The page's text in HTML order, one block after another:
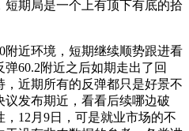
期局是一个上有顶下有底的拾
近环境，短期继续顺势跟进看
60.2附近之后如期走出了回
，近期所有的反弹都只是好景不
发布期近，看看后续哪边破
12月9日，可是就业市场的不